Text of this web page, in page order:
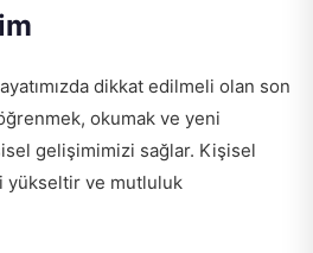
dikkat edilmeli olan son
okumak ve yeni
gelişimimizi sağlar. Kişisel
yükseltir ve mutluluk